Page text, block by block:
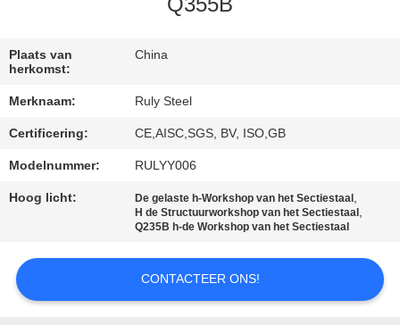
CONTACTEER
ONS
FOUTENOPLOSSING
Plaats van
herkomst:
China
Merknaam: Ruly Steel
Certificering: CE,AISC,SGS, BV, ISO,GB
Modelnummer: RULYY006
Hoog licht: De gelaste h-Workshop van het Sectiestaal ,
H de Structuurworkshop van het Sectiestaal ,
Q235B h-de Workshop van het Sectiestaal
CONTACTEER ONS!